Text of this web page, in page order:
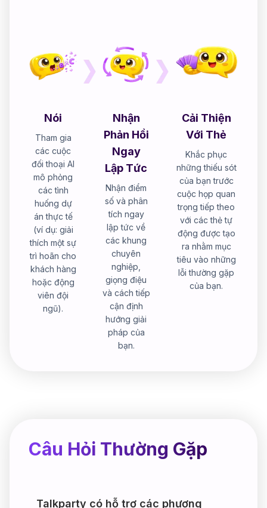
Nói
Tham gia
các cuộc
đối thoại AI
mô phỏng
các tình
huống dự
án thực tế
(ví dụ: giải
thích một sự
trì hoãn cho
khách hàng
hoặc động
viên đội
ngũ).
Nhận
Phản Hồi
Ngay
Lập Tức
Nhận điểm
số và phân
tích ngay
lập tức về
các khung
chuyên
nghiệp,
giọng điệu
và cách tiếp
cận định
hướng giải
pháp của
bạn.
Cải Thiện
Với Thẻ
Khắc phục
những thiếu sót
của bạn trước
cuộc họp quan
trọng tiếp theo
với các thẻ tự
động được tạo
ra nhằm mục
tiêu vào những
lỗi thường gặp
của bạn.
Câu Hỏi Thường Gặp
Talkparty có hỗ trợ các phương